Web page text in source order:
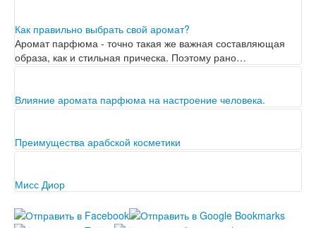
Как правильно выбрать свой аромат?
Аромат парфюма - точно такая же важная составляющая
образа, как и стильная прическа. Поэтому рано…
Влияние аромата парфюма на настроение человека.
Парфюмерия уже с давних времён прочно вошла в одну из
Преимущества арабской косметики
Натуральная арабская косметика позволяет сохранять
девушки. Это достойная…
Мисс Диор
право на существование. Однако как сфера она